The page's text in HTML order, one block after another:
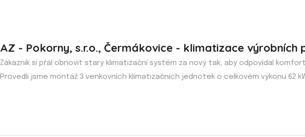
AZ - Pokorny, s.r.o., Čermákovice - klimatizace výrobních
Zákazník si přál obnovit starý klimatizační systém za nový tak, aby odpovídal
Provedli jsme montáž 3 venkovních klimatizačních jednotek o celkovém výkonu 62